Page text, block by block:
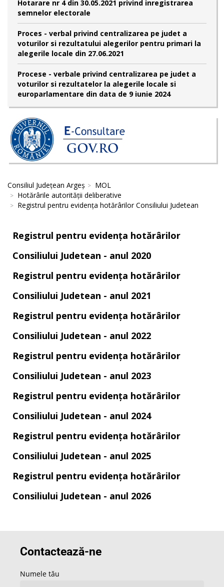
Hotarare nr 4 din 30.05.2021 privind inregistrarea
semnelor electorale
Proces - verbal privind centralizarea pe judet a
voturilor si rezultatului alegerilor pentru primari la
alegerile locale din 27.06.2021
Procese - verbale privind centralizarea pe judet a
voturilor si rezultatelor la alegerile locale si
europarlamentare din data de 9 iunie 2024
Consiliul Județean Argeș
MOL
Hotărârile autorităţii deliberative
Registrul pentru evidența hotărârilor Consiliului Judetean
Registrul pentru evidența hotărârilor
Consiliului Judetean - anul 2020
Registrul pentru evidența hotărârilor
Consiliului Judetean - anul 2021
Registrul pentru evidența hotărârilor
Consiliului Judetean - anul 2022
Registrul pentru evidența hotărârilor
Consiliului Judetean - anul 2023
Registrul pentru evidența hotărârilor
Consiliului Judetean - anul 2024
Registrul pentru evidența hotărârilor
Consiliului Judetean - anul 2025
Registrul pentru evidența hotărârilor
Consiliului Judetean - anul 2026